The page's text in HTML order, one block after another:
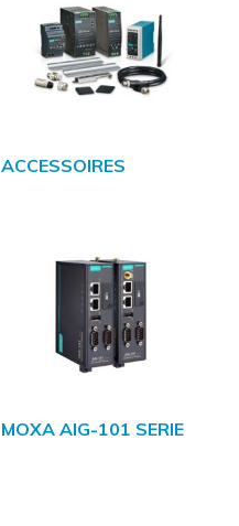
ACCESSOIRES
MOXA AIG-101 SERIE